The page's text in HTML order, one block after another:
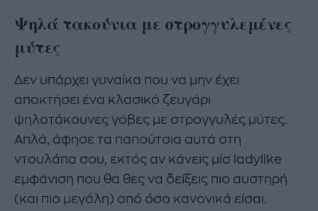
Ψηλά τακούνια με στρογγυλεμένες
μύτες
Δεν υπάρχει γυναίκα που να μην έχει
αποκτήσει ένα κλασικό ζευγάρι
ψηλοτάκουνες γόβες με στρογγυλές μύτες.
Απλά, άφησε τα παπούτσια αυτά στη
ντουλάπα σου, εκτός αν κάνεις μία ladylike
εμφάνιση που θα θες να δείξεις πιο αυστηρή
(και πιο μεγάλη) από όσο κανονικά είσαι.